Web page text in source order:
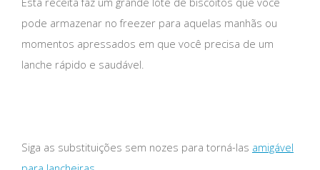
pode armazenar no freezer para aquelas manhãs ou
momentos apressados ​​em que você precisa de um
lanche rápido e saudável.
Siga as substituições sem nozes para torná-las amigável